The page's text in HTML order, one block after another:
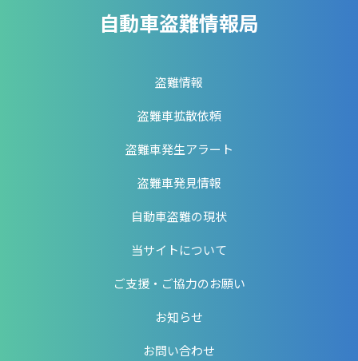
自動車盗難情報局
盗難情報
盗難車拡散依頼
盗難車発生アラート
盗難車発見情報
自動車盗難の現状
当サイトについて
ご支援・ご協力のお願い
お知らせ
お問い合わせ